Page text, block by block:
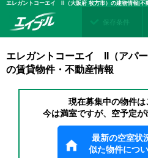
エレガントコーエイ II（大阪府 枚方市）の建物情報|不
保存条件
エレガントコーエイ II（アパ
の賃貸物件・不動産情報
現在募集中の物件は
今は満室ですが、空予定が
最新の空室状
似た物件につ